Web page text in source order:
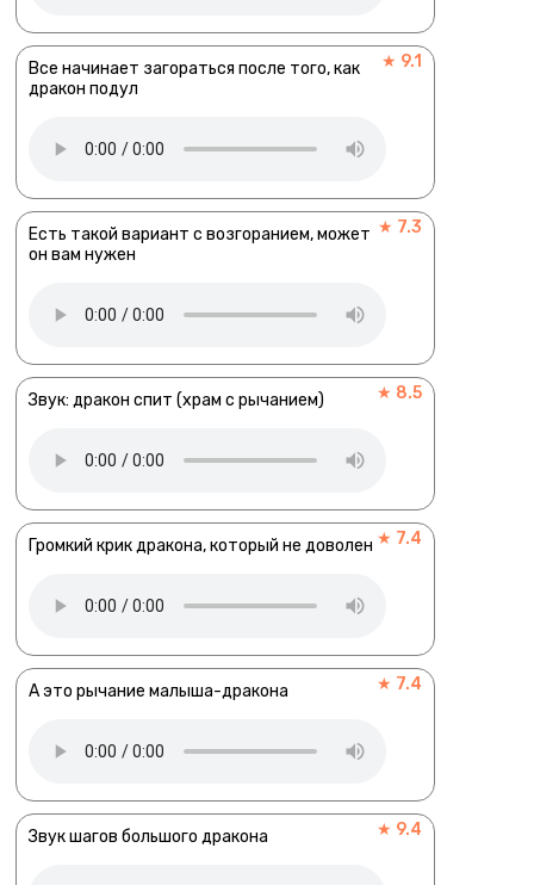
Все начинает загораться после того, как
дракон подул
★ 9.1
Есть такой вариант с возгоранием, может
он вам нужен
★ 7.3
Звук: дракон спит (храм с рычанием) ★ 8.5
Громкий крик дракона, который не доволен ★ 7.4
А это рычание малыша-дракона ★ 7.4
Звук шагов большого дракона ★ 9.4